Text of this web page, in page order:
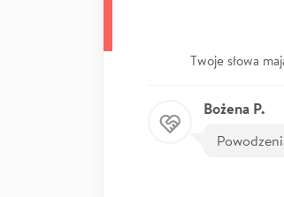
Twoje słowa
Bożena P.